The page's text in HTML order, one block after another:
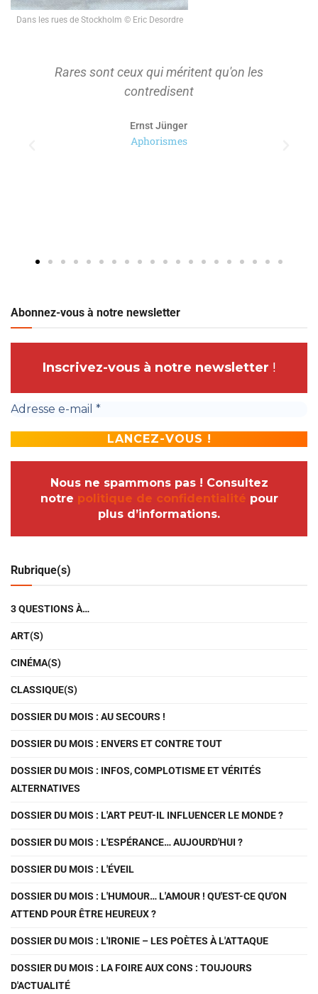
Dans les rues de Stockholm © Eric Desordre
Rares sont ceux qui méritent qu'on les
contredisent
Ernst Jünger
Aphorismes
Abonnez-vous à notre newsletter
Inscrivez-vous à notre newsletter !
Nous ne spammons pas ! Consultez
notre politique de confidentialité pour
plus d’informations.
Rubrique(s)
3 QUESTIONS À…
ART(S)
CINÉMA(S)
CLASSIQUE(S)
DOSSIER DU MOIS : AU SECOURS !
DOSSIER DU MOIS : ENVERS ET CONTRE TOUT
DOSSIER DU MOIS : INFOS, COMPLOTISME ET VÉRITÉS
ALTERNATIVES
DOSSIER DU MOIS : L'ART PEUT-IL INFLUENCER LE MONDE ?
DOSSIER DU MOIS : L'ESPÉRANCE… AUJOURD'HUI ?
DOSSIER DU MOIS : L'ÉVEIL
DOSSIER DU MOIS : L'HUMOUR… L'AMOUR ! QU'EST-CE QU'ON
ATTEND POUR ÊTRE HEUREUX ?
DOSSIER DU MOIS : L'IRONIE – LES POÈTES À L'ATTAQUE
DOSSIER DU MOIS : LA FOIRE AUX CONS : TOUJOURS
D'ACTUALITÉ